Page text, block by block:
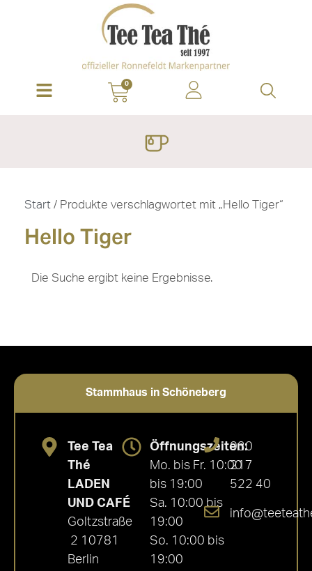
0
Start / Produkte verschlagwortet mit „Hello Tiger“
Hello Tiger
Die Suche ergibt keine Ergebnisse.
Stammhaus in Schöneberg
Tee Tea
Thé
LADEN
UND CAFÉ
Goltzstraße
2 10781
Berlin
Öffnungszeiten:
Mo. bis Fr. 10:00
bis 19:00
Sa. 10:00 bis
19:00
So. 10:00 bis
19:00
030
217
522 40